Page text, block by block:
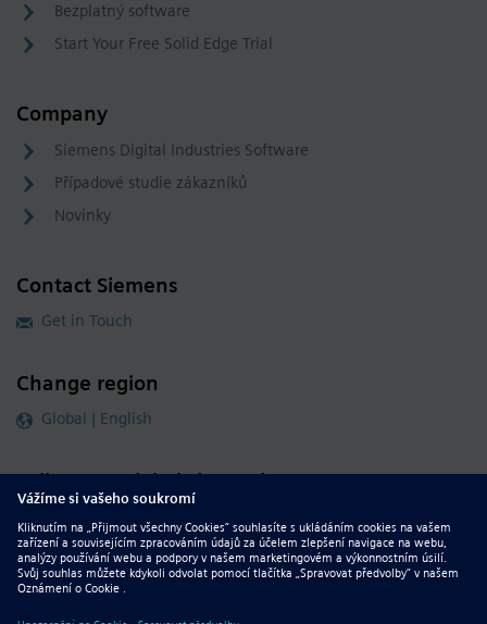
Bezplatný software
Start Your Free Solid Edge Trial
Company
Siemens Digital Industries Software
Případové studie zákazníků
Novinky
Contact Siemens
Get in Touch
Change region
Global | English
Follow our global channels